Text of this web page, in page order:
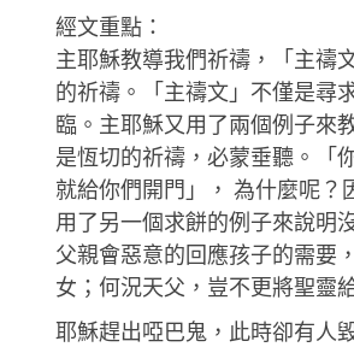
經文重點：
主耶穌教導我們祈禱，「主禱
的祈禱。「主禱文」不僅是尋
臨。主耶穌又用了兩個例子來
是恆切的祈禱，必蒙垂聽。「
就給你們開門」， 為什麼呢？
用了另一個求餅的例子來說明
父親會惡意的回應孩子的需要
女；何況天父，豈不更將聖靈
耶穌趕出啞巴鬼，此時卻有人